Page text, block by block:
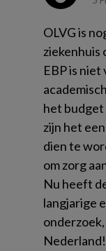
OLVG is
ziekenhuis
EBP is
het budget
zijn het
dien te
om zorg
Nu heeft
langjarige